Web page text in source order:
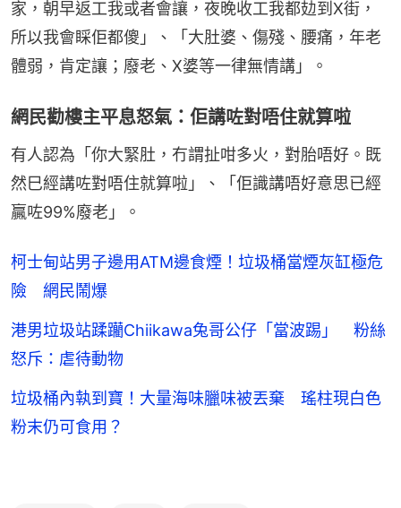
家，朝早返工我或者會讓，夜晚收工我都攰到X街，
所以我會睬佢都傻」、「大肚婆、傷殘、腰痛，年老
體弱，肯定讓；廢老、X婆等一律無情講」。
網民勸樓主平息怒氣：佢講咗對唔住就算啦
有人認為「你大緊肚，冇謂扯咁多火，對胎唔好。既
然巳經講咗對唔住就算啦」、「佢識講唔好意思已經
贏咗99%廢老」。
柯士甸站男子邊用ATM邊食煙！垃圾桶當煙灰缸極危
險 網民鬧爆
港男垃圾站蹂躪Chiikawa兔哥公仔「當波踢」 粉絲
怒斥：虐待動物
垃圾桶內執到寶！大量海味臘味被丟棄 瑤柱現白色
粉末仍可食用？